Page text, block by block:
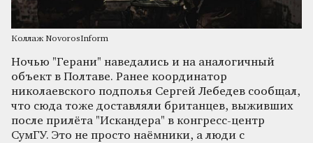
Коллаж NovorosInform
Ночью "Герани" наведались и на аналогичный
объект в Полтаве. Ранее координатор
николаевского подполья Сергей Лебедев сообщал,
что сюда тоже доставляли британцев, выживших
после прилёта "Искандера" в конгресс-центр
СумГУ. Это не просто наёмники, а люди с